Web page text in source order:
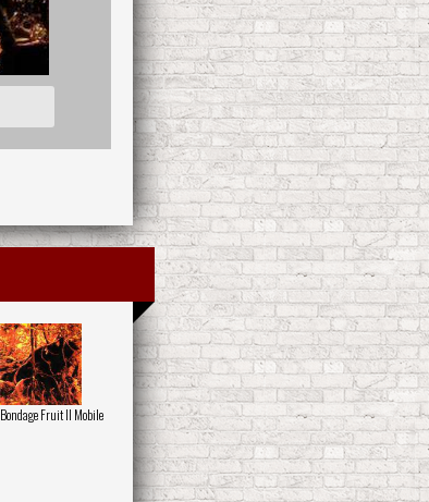
Bondage Fruit II Mobile